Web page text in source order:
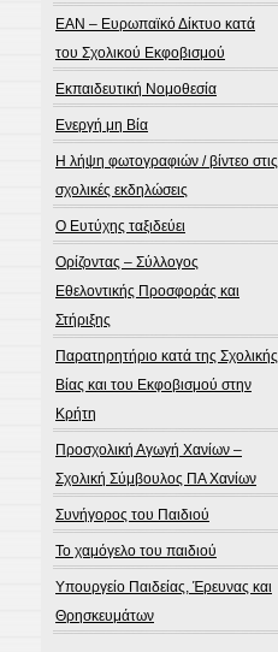
ΕΑΝ – Ευρωπαϊκό Δίκτυο κατά
του Σχολικού Εκφοβισμού
Εκπαιδευτική Νομοθεσία
Ενεργή μη Βία
Η λήψη φωτογραφιών / βίντεο στις
σχολικές εκδηλώσεις
Ο Ευτύχης ταξιδεύει
Ορίζοντας – Σύλλογος
Εθελοντικής Προσφοράς και
Στήριξης
Παρατηρητήριο κατά της Σχολικής
Βίας και του Εκφοβισμού στην
Κρήτη
Προσχολική Αγωγή Χανίων –
Σχολική Σύμβουλος ΠΑ Χανίων
Συνήγορος του Παιδιού
Το χαμόγελο του παιδιού
Υπουργείο Παιδείας, Έρευνας και
Θρησκευμάτων